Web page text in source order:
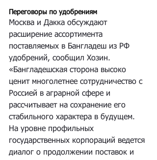
Переговоры по удобрениям
Москва и Дакка обсуждают
расширение ассортимента
поставляемых в Бангладеш из РФ
удобрений, сообщил Хозин.
«Бангладешская сторона высоко
ценит многолетнее сотрудничество с
Россией в аграрной сфере и
рассчитывает на сохранение его
стабильного характера в будущем.
На уровне профильных
государственных корпораций ведется
диалог о продолжении поставок и